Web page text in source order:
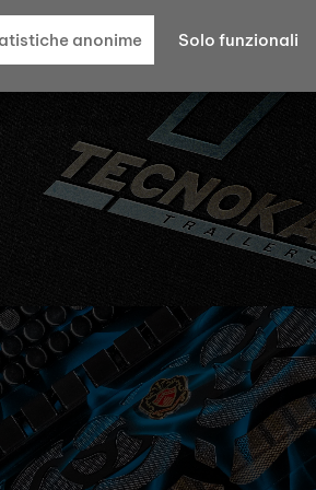
anonime Solo funzionali